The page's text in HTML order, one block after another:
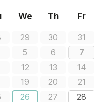
We Th Fr
29 30 31
5 6 7
12 13 14
19 20 21
26 27 28